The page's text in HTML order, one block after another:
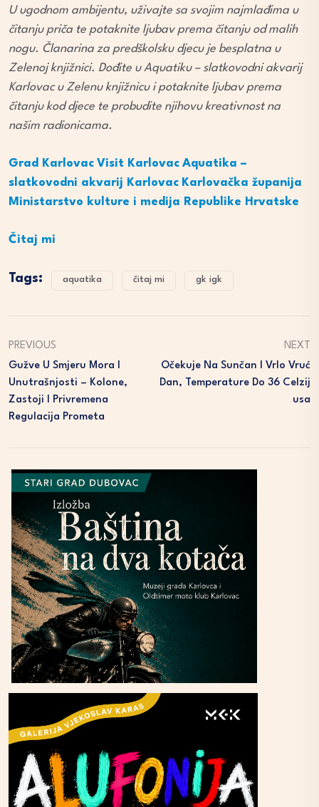
U ugodnom ambijentu, uživajte sa svojim najmlađima u
čitanju priča te potaknite ljubav prema čitanju od malih
nogu. Članarina za predškolsku djecu je besplatna u
Zelenoj knjižnici. Dođite u Aquatiku – slatkovodni akvarij
Karlovac u Zelenu knjižnicu i potaknite ljubav prema
čitanju kod djece te probudite njihovu kreativnost na
našim radionicama.
Grad Karlovac Visit Karlovac Aquatika –
slatkovodni akvarij Karlovac Karlovačka županija
Ministarstvo kulture i medija Republike Hrvatske
Čitaj mi
Tags: aquatika čitaj mi gk igk
PREVIOUS
Gužve U Smjeru Mora I
Unutrašnjosti – Kolone,
Zastoji I Privremena
Regulacija Prometa
NEXT
Očekuje Na Sunčan I Vrlo Vruć
Dan, Temperature Do 36 Celzij
Usa